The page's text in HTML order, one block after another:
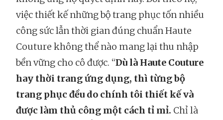
việc thiết kế những bộ trang phục tốn nhiều
công sức lẫn thời gian đúng chuẩn Haute
Couture không thể nào mang lại thu nhập
bền vững cho cô được. “Dù là Haute Couture
hay thời trang ứng dụng, thì từng bộ
trang phục đều do chính tôi thiết kế và
được làm thủ công một cách tỉ mỉ. Chỉ là